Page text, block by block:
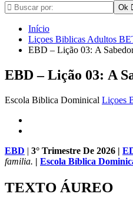
Início
Liçoes Biblicas Adultos
EBD – Lição 03: A
EBD – Lição 03: A
Escola Biblica Dominical Liçoes
EBD | 3° Trimestre De 2026 |
familia. | Escola Bíblica
TEXTO ÁUREO